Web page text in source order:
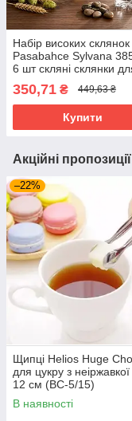
Набір високих склянок
Pasabahce Sylvana
6 шт скляні склянки
води та напоїв
350,71 ₴ 449,63 ₴
Купити
Акційні
–22%
Щипці Helios Huge
для цукру з неіржавкої
12 см (BC-5/15)
В наявності